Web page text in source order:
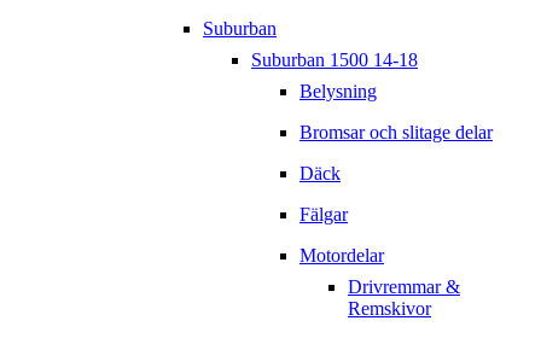
Suburban
Suburban 1500 14-18
Belysning
Bromsar och slitage delar
Däck
Fälgar
Motordelar
Drivremmar &
Remskivor